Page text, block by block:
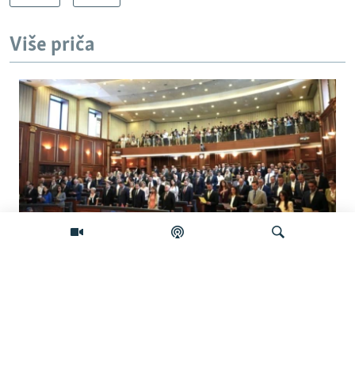
Više priča